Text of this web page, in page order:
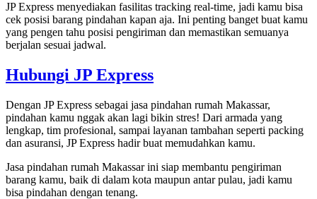
JP Express menyediakan fasilitas tracking real-time, jadi kamu bisa
cek posisi barang pindahan kapan aja. Ini penting banget buat kamu
yang pengen tahu posisi pengiriman dan memastikan semuanya
berjalan sesuai jadwal.
Hubungi JP Express
Dengan JP Express sebagai jasa pindahan rumah Makassar,
pindahan kamu nggak akan lagi bikin stres! Dari armada yang
lengkap, tim profesional, sampai layanan tambahan seperti packing
dan asuransi, JP Express hadir buat memudahkan kamu.
Jasa pindahan rumah Makassar ini siap membantu pengiriman
barang kamu, baik di dalam kota maupun antar pulau, jadi kamu
bisa pindahan dengan tenang.